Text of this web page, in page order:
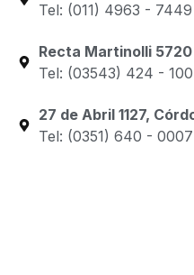
Tel: (011) 4963 - 7449
Recta Martinolli
Tel: (03543) 424 - 100
27 de Abril 1127,
Tel: (0351) 640 - 0007